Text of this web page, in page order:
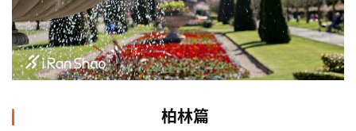
柏林篇